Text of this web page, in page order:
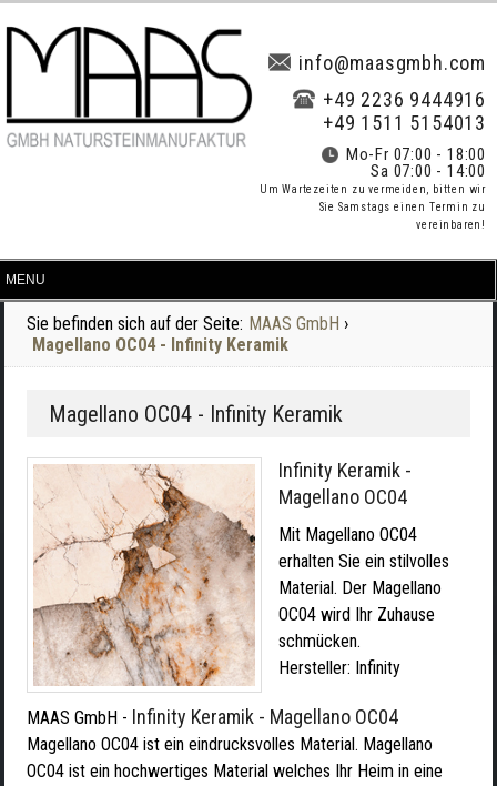
info@maasgmbh.com
+49 2236 9444916
+49 1511 5154013
Mo-Fr 07:00 - 18:00
Sa 07:00 - 14:00
Um Wartezeiten zu vermeiden, bitten wir
Sie Samstags einen Termin zu
vereinbaren!
Sie befinden sich auf der Seite: MAAS GmbH ›
Magellano OC04 - Infinity Keramik
Magellano OC04 - Infinity Keramik
Infinity Keramik -
Magellano OC04
Mit Magellano OC04
erhalten Sie ein stilvolles
Material. Der Magellano
OC04 wird Ihr Zuhause
schmücken.
Hersteller: Infinity
MAAS GmbH - Infinity Keramik - Magellano OC04
Magellano OC04 ist ein eindrucksvolles Material. Magellano
OC04 ist ein hochwertiges Material welches Ihr Heim in eine